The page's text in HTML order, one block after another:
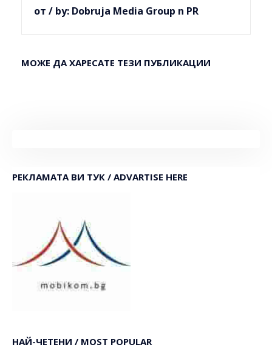
от / by: Dobruja Media Group n PR
МОЖЕ ДА ХАРЕСАТЕ ТЕЗИ ПУБЛИКАЦИИ
РЕКЛАМАТА ВИ ТУК / ADVARTISE HERE
НАЙ-ЧЕТЕНИ / MOST POPULAR